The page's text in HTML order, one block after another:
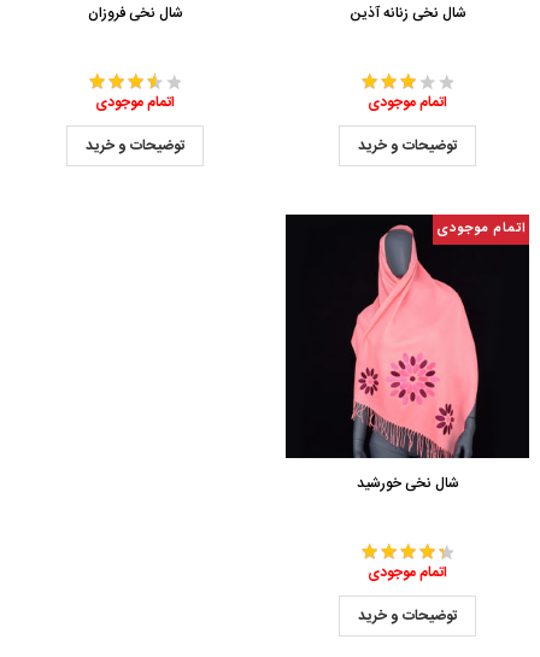
شال نخی زنانه آذین
اتمام موجودی
توضیحات و خرید
شال نخی فروزان
اتمام موجودی
توضیحات و خرید
اتمام موجودی
شال نخی خورشید
اتمام موجودی
توضیحات و خرید